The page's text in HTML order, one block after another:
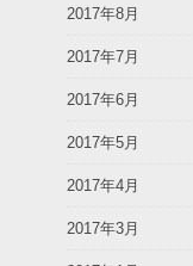
2017年8月
2017年7月
2017年6月
2017年5月
2017年4月
2017年3月